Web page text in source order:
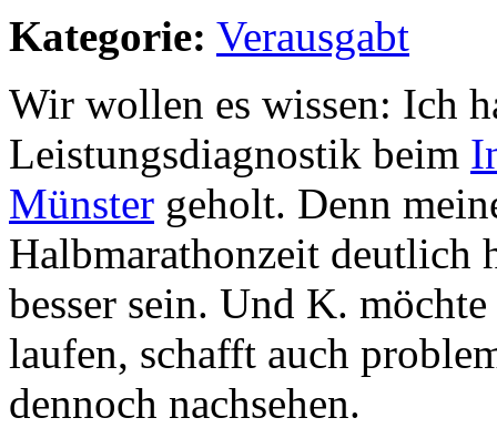
Kategorie: Verausgabt
Wir wollen es wissen: Ich
Leistungsdiagnostik beim
Münster geholt. Denn
Halbmarathonzeit deutlich
besser sein. Und K.
laufen, schafft auch
dennoch nachsehen.